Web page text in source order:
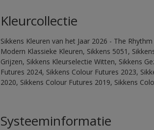
Kleurcollectie
Sikkens Kleuren van het Jaar 2026 - The
Modern Klassieke Kleuren, Sikkens 5051,
Grijzen, Sikkens Kleurselectie Witten, Sikkens
Futures 2024, Sikkens Colour Futures 2023,
2020, Sikkens Colour Futures 2019, Sikkens
Systeeminformatie